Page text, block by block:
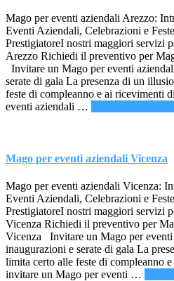
Mago per eventi aziendali Arezzo:
Eventi Aziendali, Celebrazioni e
PrestigiatoreI nostri maggiori servizi
Arezzo Richiedi il preventivo per
Invitare un Mago per eventi
serate di gala La presenza di un
feste di compleanno e ai ricevimenti
eventi aziendali …
Mago per eventi aziendali Vicenza
Mago per eventi aziendali Vicenza:
Eventi Aziendali, Celebrazioni e
PrestigiatoreI nostri maggiori servizi
Vicenza Richiedi il preventivo per
Vicenza Invitare un Mago per eventi
inaugurazioni e serate di gala La
limita certo alle feste di compleanno
invitare un Mago per eventi …